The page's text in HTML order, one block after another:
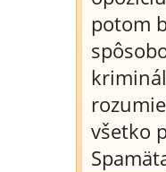
potom
všetko